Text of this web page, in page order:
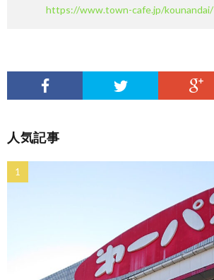
https://www.town-cafe.jp/kounandai/
人気記事